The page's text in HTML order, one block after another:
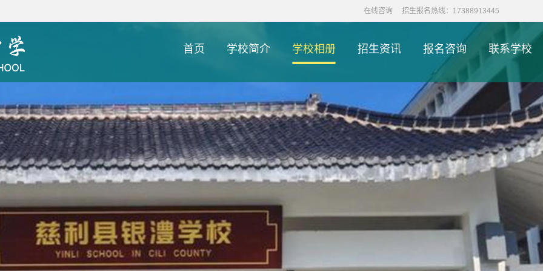
在线咨询 招生报名热线：17388913445
首页 学校简介 学校相册 招生资讯 报名咨询 联系学校